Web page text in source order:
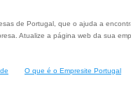
de Portugal, que o ajuda a
Atualize a página web da sua
O que é o Empresite Portugal